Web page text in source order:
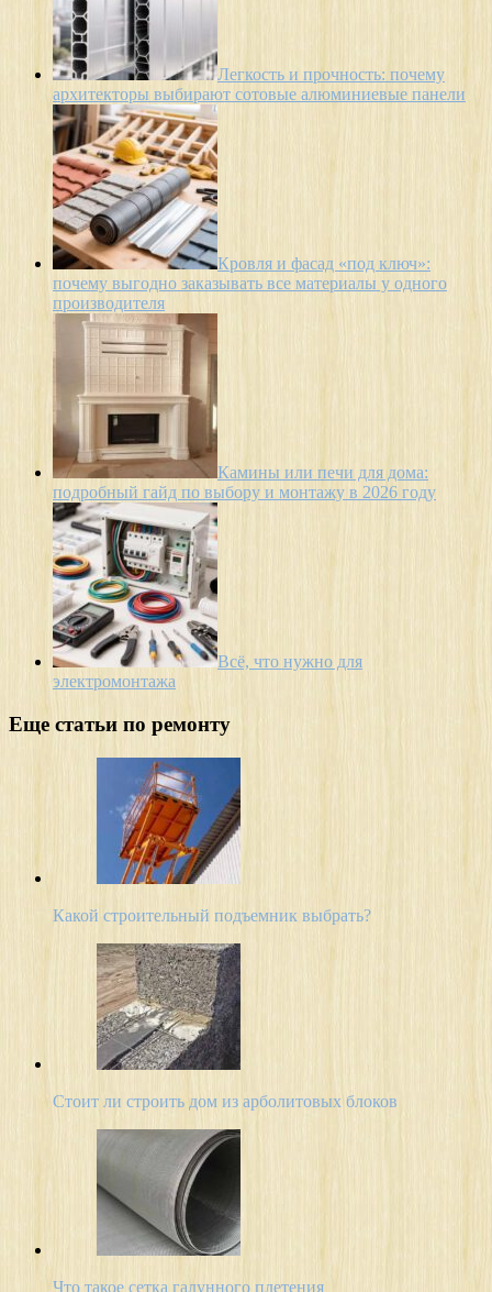
Легкость и прочность: почему
архитекторы выбирают сотовые алюминиевые панели
Кровля и фасад «под ключ»:
почему выгодно заказывать все материалы у одного
производителя
Камины или печи для дома:
подробный гайд по выбору и монтажу в 2026 году
Всё, что нужно для
электромонтажа
Еще статьи по ремонту
Какой строительный подъемник выбрать?
Стоит ли строить дом из арболитовых блоков
Что такое сетка галунного плетения